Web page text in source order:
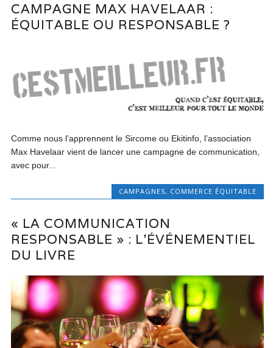
CAMPAGNE MAX HAVELAAR :
ÉQUITABLE OU RESPONSABLE ?
Comme nous l’apprennent le Sircome ou Ekitinfo, l’association
Max Havelaar vient de lancer une campagne de communication,
avec pour...
CAMPAGNES, COMMERCE ÉQUITABLE
« LA COMMUNICATION
RESPONSABLE » : L’ÉVÉNEMENTIEL
DU LIVRE